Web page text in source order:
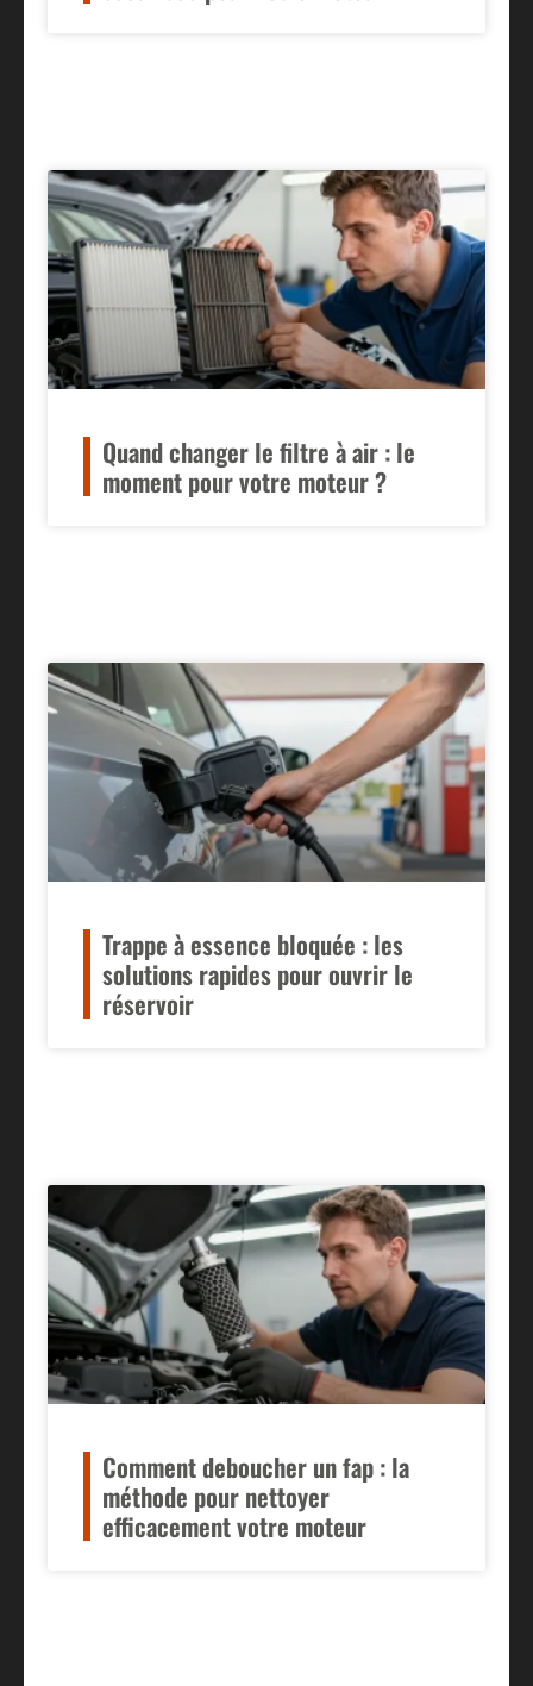
Quand changer le filtre à air : le
moment pour votre moteur ?
Trappe à essence bloquée : les
solutions rapides pour ouvrir le
réservoir
Comment deboucher un fap : la
méthode pour nettoyer
efficacement votre moteur